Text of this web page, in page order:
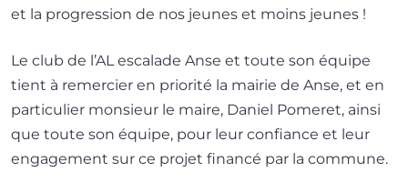
et la pro­gres­sion de nos jeunes et moins jeunes !
Le club de l’AL esca­lade Anse et toute son équipe
tient à remer­cier en prio­ri­té la mai­rie de Anse, et en
par­ti­cu­lier mon­sieur le maire, Daniel Pomeret, ain­si
que toute son équipe, pour leur confiance et leur
enga­ge­ment sur ce pro­jet finan­cé par la commune.